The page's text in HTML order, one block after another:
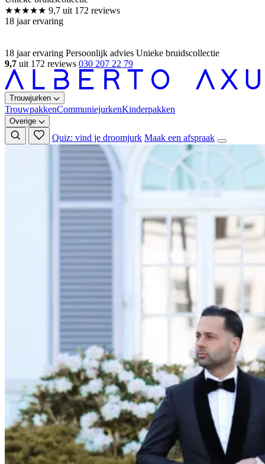
18 jaar ervaring Persoonlijk advies Unieke bruidscollectie
9,7 uit 172 reviews 030 207 22 79
Trouwjurken
TrouwpakkenCommuniejurkenKinderpakken
Overige
Quiz: vind je droomjurk Maak een afspraak